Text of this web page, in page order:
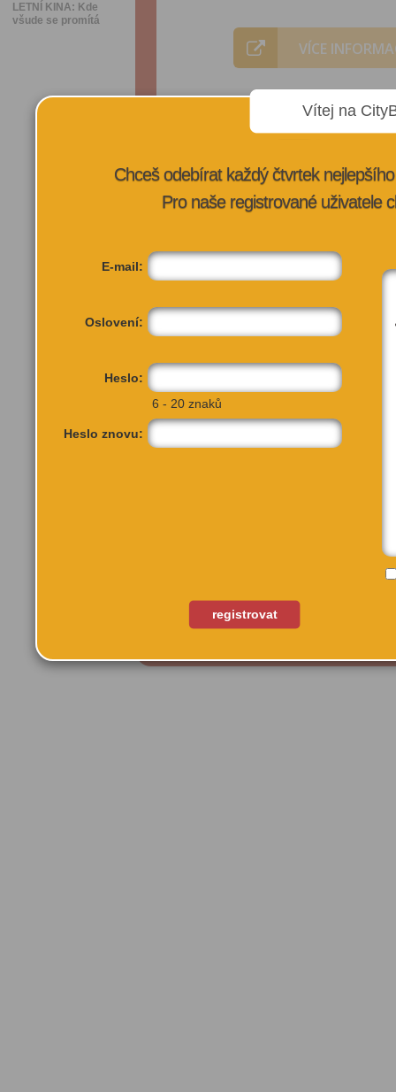
LETNÍ KINA: Kde
všude se promítá
VÍCE
Vítej na
Chceš odebírat každý čtvrtek
Pro naše registrované uživatele
E-mail:
Oslovení:
Heslo:
6 - 20 znaků
Heslo znovu:
registrovat